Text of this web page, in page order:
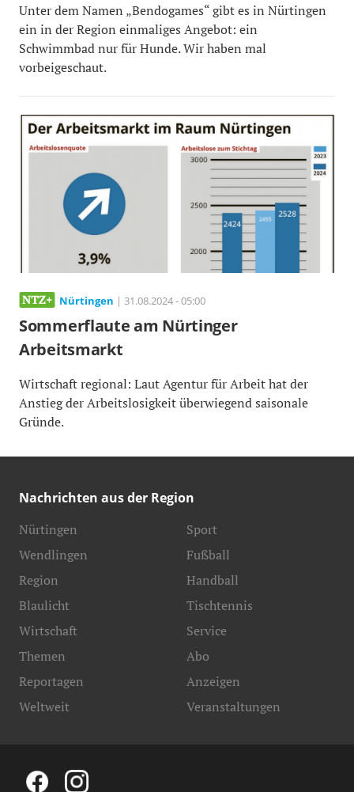
Unter dem Namen „Bendogames“ gibt es in Nürtingen
ein in der Region einmaliges Angebot: ein
Schwimmbad nur für Hunde. Wir haben mal
vorbeigeschaut.
Nürtingen | 31.08.2024 - 05:00
Sommerflaute am Nürtinger
Arbeitsmarkt
Wirtschaft regional: Laut Agentur für Arbeit hat der
Anstieg der Arbeitslosigkeit überwiegend saisonale
Gründe.
Nachrichten aus der Region
Nürtingen
Wendlingen
Region
Blaulicht
Sport
Fußball
Handball
Tischtennis
Wirtschaft
Themen
Reportagen
Weltweit
Service
Abo
Anzeigen
Veranstaltungen